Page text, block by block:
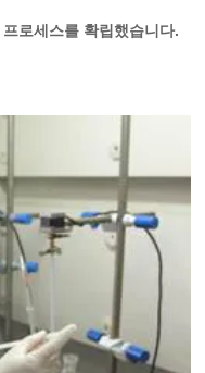
로세스를 확립했습니다.